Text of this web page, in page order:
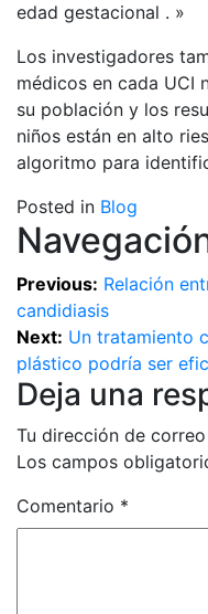
edad gestacional . »
Los investigadores
médicos en cada UCI
su población y los
niños están en alto
algoritmo para
Posted in Blog
Previous: Relación
candidiasis
Next: Un tratamiento
plástico podría ser
Deja una
Tu dirección de
Los campos
Comentario *